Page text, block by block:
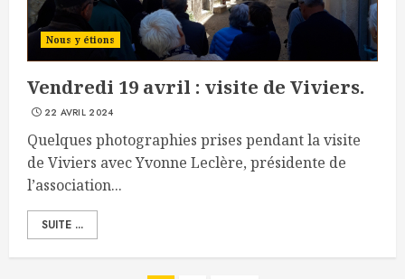
Nous y étions
Vendredi 19 avril : visite de Viviers.
22 AVRIL 2024
Quelques photographies prises pendant la visite
de Viviers avec Yvonne Leclère, présidente de
l’association...
SUITE ...